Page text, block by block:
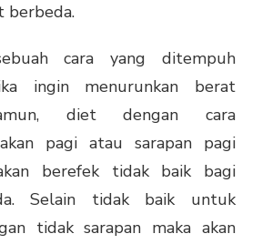
berbeda.
cara yang ditempuh
ingin menurunkan berat
diet dengan cara
pagi atau sarapan pagi
berefek tidak baik bagi
Selain tidak baik untuk
tidak sarapan maka akan